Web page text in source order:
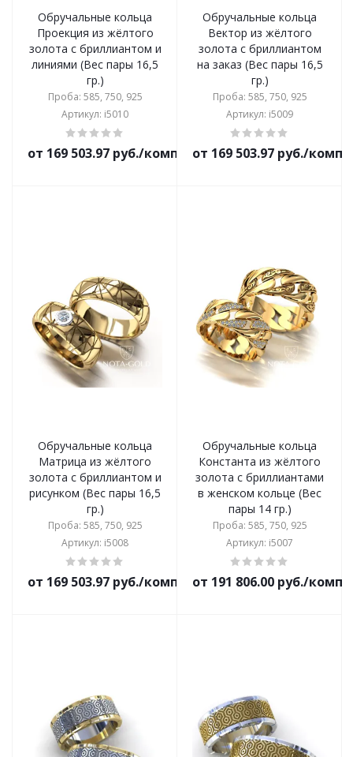
Обручальные кольца
Проекция из жёлтого
золота с бриллиантом и
линиями (Вес пары 16,5
гр.)
Проба: 585, 750, 925
Артикул: i5010
от 169 503.97 руб./комплект
Обручальные кольца
Вектор из жёлтого
золота с бриллиантом
на заказ (Вес пары 16,5
гр.)
Проба: 585, 750, 925
Артикул: i5009
от 169 503.97 руб./
Обручальные кольца
Матрица из жёлтого
золота с бриллиантом и
рисунком (Вес пары 16,5
гр.)
Проба: 585, 750, 925
Артикул: i5008
от 169 503.97 руб./комплект
Обручальные кольца
Константа из жёлтого
золота с бриллиантами
в женском кольце (Вес
пары 14 гр.)
Проба: 585, 750, 925
Артикул: i5007
от 191 806.00 руб./